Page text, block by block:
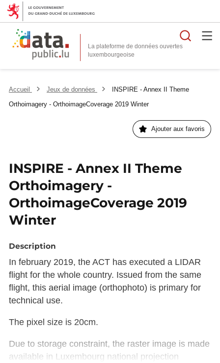
La plateforme de données ouvertes
Accueil Jeux de données
INSPIRE - Annex II Theme
Orthoimagery - OrthoimageCoverage 2019 Winter
Ajouter aux favoris
INSPIRE - Annex II Theme
Orthoimagery -
OrthoimageCoverage 2019
Winter
Description
In february 2019, the ACT has executed a LIDAR
flight for the whole country. Issued from the same
flight, this aerial image (orthophoto) is primary for
technical use.
The pixel size is 20cm.
Due to storage constraint, the raster image is made
available in Luxembourg national projection